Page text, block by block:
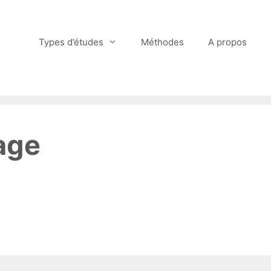
Types d’études Méthodes A propos